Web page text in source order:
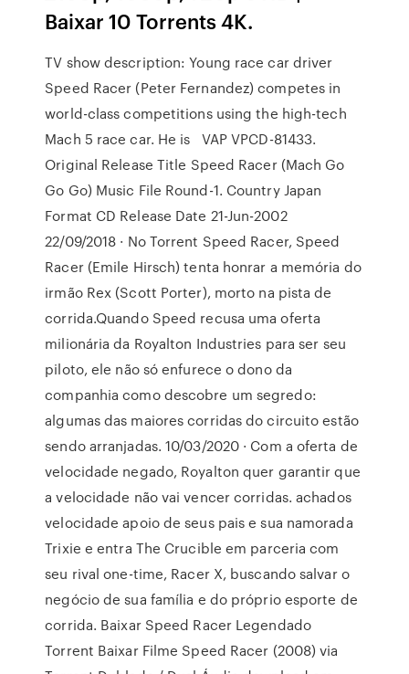
Baixar 10 Torrents 4K.
TV show description: Young race car driver
Speed Racer (Peter Fernandez) competes in
world-class competitions using the high-tech
Mach 5 race car. He is VAP VPCD-81433.
Original Release Title Speed Racer (Mach Go
Go Go) Music File Round-1. Country Japan
Format CD Release Date 21-Jun-2002
22/09/2018 · No Torrent Speed Racer, Speed
Racer (Emile Hirsch) tenta honrar a memória do
irmão Rex (Scott Porter), morto na pista de
corrida.Quando Speed recusa uma oferta
milionária da Royalton Industries para ser seu
piloto, ele não só enfurece o dono da
companhia como descobre um segredo:
algumas das maiores corridas do circuito estão
sendo arranjadas. 10/03/2020 · Com a oferta de
velocidade negado, Royalton quer garantir que
a velocidade não vai vencer corridas. achados
velocidade apoio de seus pais e sua namorada
Trixie e entra The Crucible em parceria com
seu rival one-time, Racer X, buscando salvar o
negócio de sua família e do próprio esporte de
corrida. Baixar Speed Racer Legendado
Torrent Baixar Filme Speed Racer (2008) via